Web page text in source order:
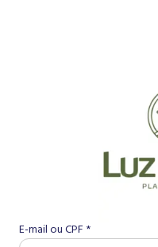
E-mail ou CPF *